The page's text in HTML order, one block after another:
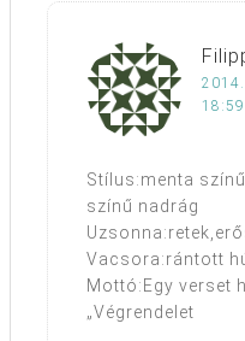
2014.
18:59
Stílus:menta
színű nadrág
Vacsora:rántott
Mottó:Egy verset
„Végrendelet